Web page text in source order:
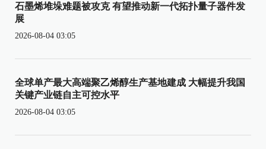
石墨烯堆垛难题被攻克 有望推动新一代拓扑量子器件发
展
2026-08-04 03:05
全球单产最大高端聚乙烯醇生产基地建成 大幅提升我国
关键产业链自主可控水平
2026-08-04 03:05